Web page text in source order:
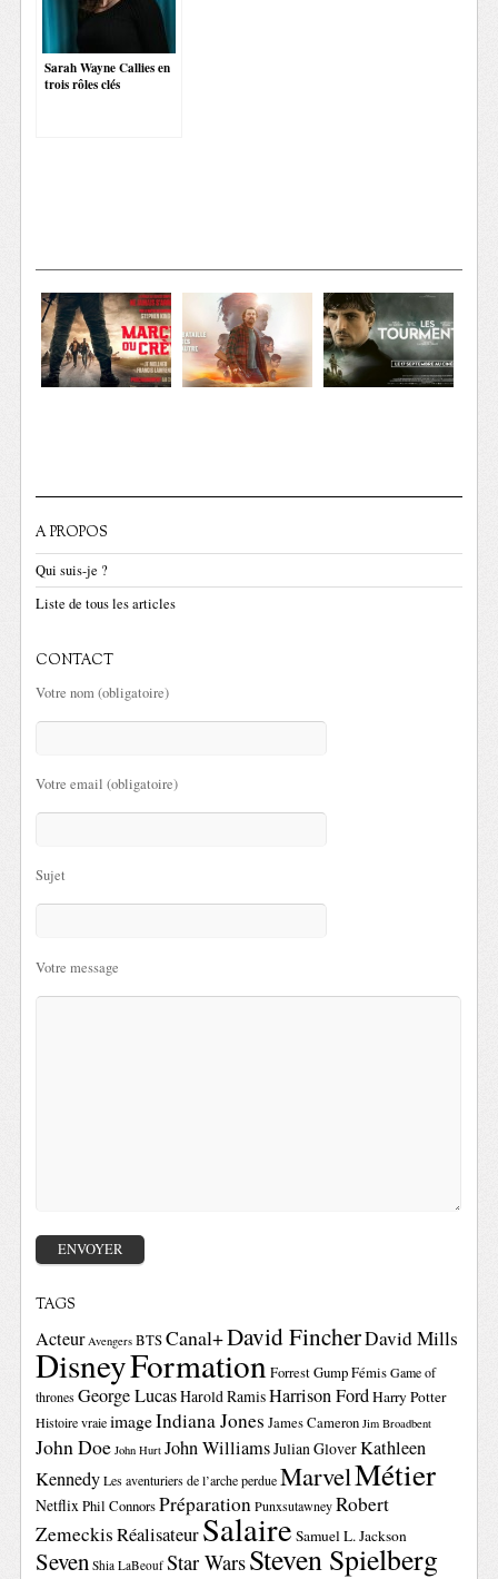
Sarah Wayne Callies en
trois rôles clés
A PROPOS
Qui suis-je ?
Liste de tous les articles
CONTACT
Votre nom (obligatoire)
Votre email (obligatoire)
Sujet
Votre message
TAGS
Acteur Avengers BTSCanal+David FincherDavid Mills
DisneyFormation Forrest GumpFémis Game of
thrones George LucasHarold RamisHarrison FordHarry Potter
Histoire vraie imageIndiana Jones James Cameron Jim Broadbent
John Doe John Hurt John WilliamsJulian GloverKathleen
Kennedy Les aventuriers de l’arche perdue MarvelMétier
Netflix Phil ConnorsPréparation Punxsutawney Robert
ZemeckisRéalisateurSalaire Samuel L. Jackson
Seven Shia LaBeouf Star WarsSteven Spielberg